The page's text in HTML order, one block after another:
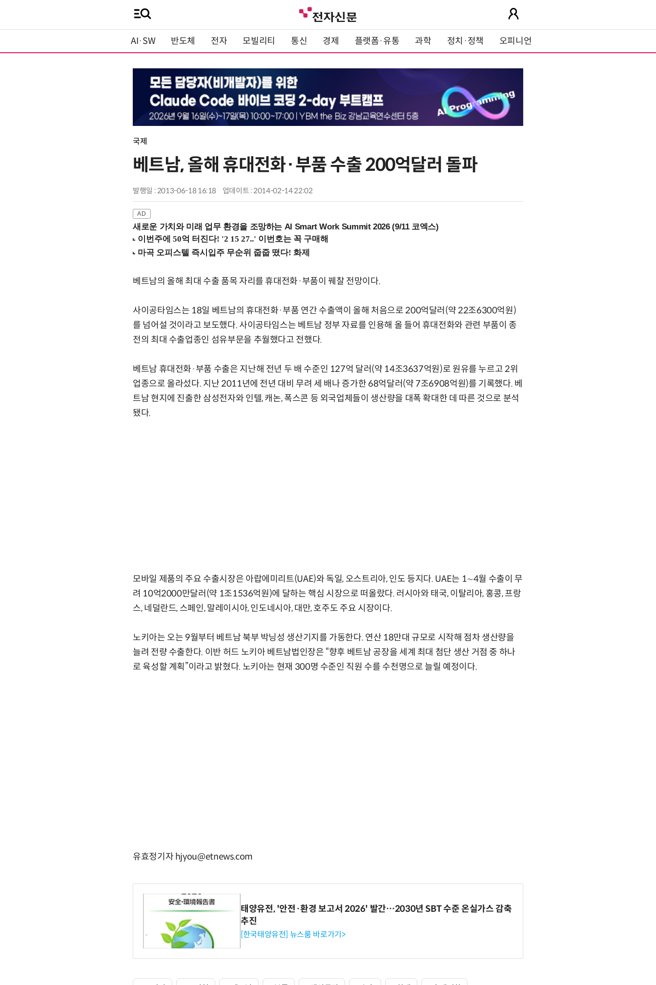
AI·SW 반도체 전자 모빌리티 통신 경제 플랫폼·유통 과학 정치·정책 오피니언
국제
베트남, 올해 휴대전화·부품 수출 200억달러 돌파
발행일 : 2013-06-18 16:18 업데이트 : 2014-02-14 22:02
새로운 가치와 미래 업무 환경을 조망하는 AI Smart Work Summit 2026 (9/11 코엑스)
베트남의 올해 최대 수출 품목 자리를 휴대전화·부품이 꿰찰 전망이다.
사이공타임스는 18일 베트남의 휴대전화·부품 연간 수출액이 올해 처음으로 200억달러(약 22조6300억원)
를 넘어설 것이라고 보도했다. 사이공타임스는 베트남 정부 자료를 인용해 올 들어 휴대전화와 관련 부품이 종
전의 최대 수출업종인 섬유부문을 추월했다고 전했다.
베트남 휴대전화·부품 수출은 지난해 전년 두 배 수준인 127억 달러(약 14조3637억원)로 원유를 누르고 2위
업종으로 올라섰다. 지난 2011년에 전년 대비 무려 세 배나 증가한 68억달러(약 7조6908억원)를 기록했다. 베
트남 현지에 진출한 삼성전자와 인텔, 캐논, 폭스콘 등 외국업체들이 생산량을 대폭 확대한 데 따른 것으로 분석
됐다.
모바일 제품의 주요 수출시장은 아랍에미리트(UAE)와 독일, 오스트리아, 인도 등지다. UAE는 1∼4월 수출이 무
려 10억2000만달러(약 1조1536억원)에 달하는 핵심 시장으로 떠올랐다. 러시아와 태국, 이탈리아, 홍콩, 프랑
스, 네덜란드, 스페인, 말레이시아, 인도네시아, 대만, 호주도 주요 시장이다.
노키아는 오는 9월부터 베트남 북부 박닝성 생산기지를 가동한다. 연산 18만대 규모로 시작해 점차 생산량을
늘려 전량 수출한다. 이반 허드 노키아 베트남법인장은 “향후 베트남 공장을 세계 최대 첨단 생산 거점 중 하나
로 육성할 계획”이라고 밝혔다. 노키아는 현재 300명 수준인 직원 수를 수천명으로 늘릴 예정이다.
유효정기자 hjyou@etnews.com
태양유전, '안전·환경 보고서 2026' 발간…2030년 SBT 수준 온실가스 감축
추진
[한국태양유전] 뉴스룸 바로가기>